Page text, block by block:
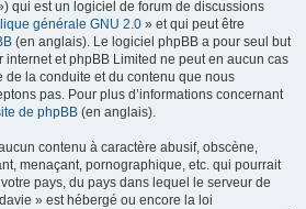
qui est un logiciel de forum de discussions
générale GNU 2.0 » et qui peut être
(en anglais). Le logiciel phpBB a pour seul but
et phpBB Limited ne peut en aucun cas
de la conduite et du contenu que nous
pas. Pour plus d’informations concernant
de phpBB (en anglais).
contenu à caractère abusif, obscène,
menaçant, pornographique, etc. qui pourrait
pays, du pays dans lequel le serveur de
» est hébergé ou encore la loi